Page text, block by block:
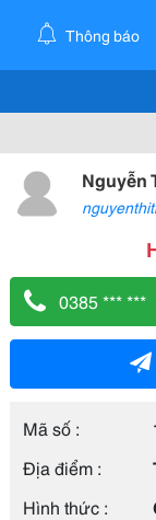
Thông báo
Nguyễn
0385 *** ***
Mã số :
Địa điểm :
Hình thức :